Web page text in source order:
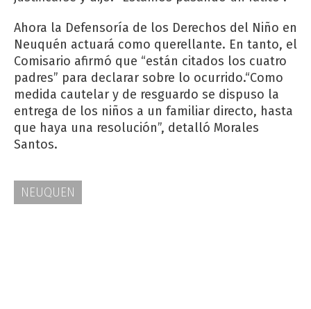
Ahora la Defensoría de los Derechos del Niño en
Neuquén actuará como querellante. En tanto, el
Comisario afirmó que “están citados los cuatro
padres” para declarar sobre lo ocurrido.“Como
medida cautelar y de resguardo se dispuso la
entrega de los niños a un familiar directo, hasta
que haya una resolución”, detalló Morales
Santos.
NEUQUEN